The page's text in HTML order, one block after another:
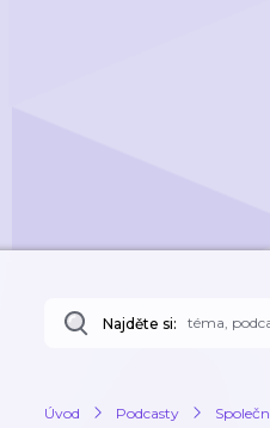
Najděte si:
Úvod Podcasty